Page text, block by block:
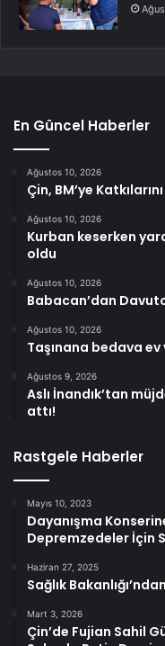
En Güncel Haberler
Ağustos 10, 2026
Çin, BM’ye
Ağustos 10, 2026
Kurban keserken
oldu
Ağustos 10, 2026
Babacan’dan
Ağustos 10, 2026
Taşınana bedava
Ağustos 9, 2026
Aslı İnandık’tan
attı!
Rastgele Haberler
Mayıs 10, 2023
Dayanışma
Depremzedeler İçin
Haziran 27, 2025
Sağlık
Mart 3, 2026
Çin’de Fujian Sahil